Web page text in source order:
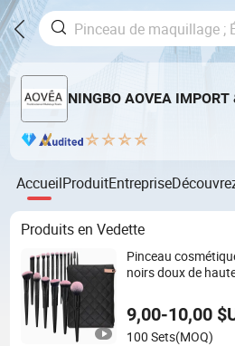
NINGBO AOVEA IMPORT
AccueilProduitEntreprise
Produits en Vedette
Pinceau
noirs doux de
9,00-10,00
100 Sets(MOQ)